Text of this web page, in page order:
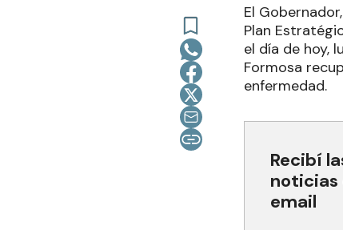
El
Plan
el día de hoy,
Formosa
enfermedad.
Recibí
noticias
email